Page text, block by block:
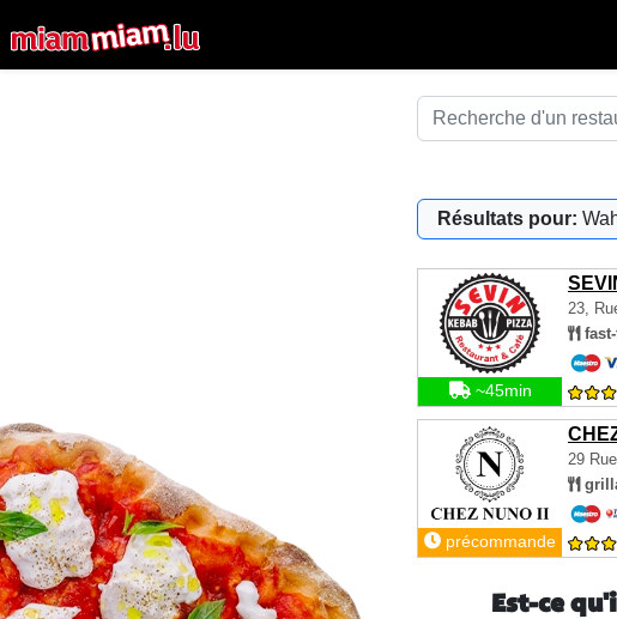
Résultats pour:
23,
~45min
29
précommande
Est-ce